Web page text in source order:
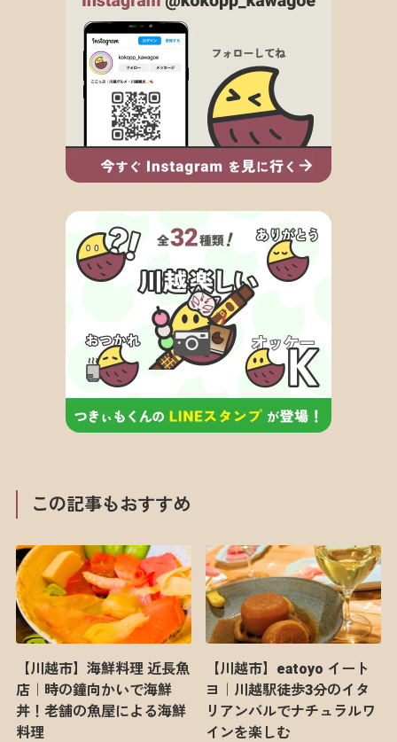
この記事もおすすめ
【川越市】海鮮料理 近長魚
店｜時の鐘向かいで海鮮
丼！老舗の魚屋による海鮮
料理
【川越市】eatoyo イート
ヨ｜川越駅徒歩3分のイタ
リアンバルでナチュラルワ
インを楽しむ